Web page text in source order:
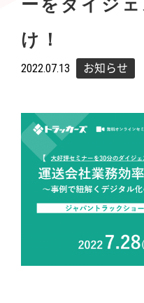
ーをダイジ
け！
2022.07.13 お知らせ